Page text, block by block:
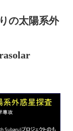
の太陽系外